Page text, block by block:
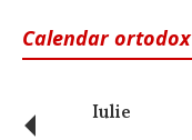
Calendar ortodox
Iulie